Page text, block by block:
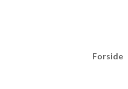
Forside